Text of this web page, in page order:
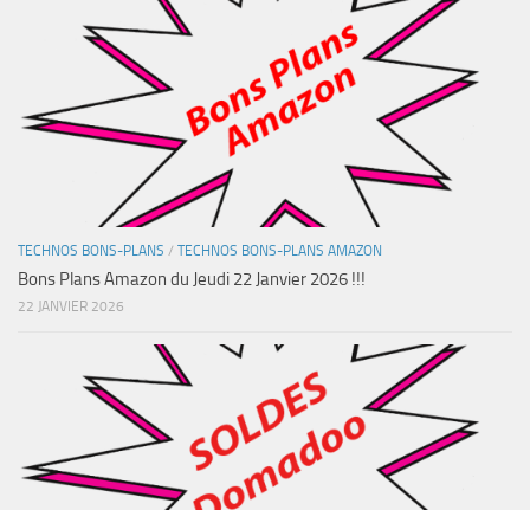
TECHNOS BONS-PLANS / TECHNOS BONS-PLANS AMAZON
Bons Plans Amazon du Jeudi 22 Janvier 2026 !!!
22 JANVIER 2026